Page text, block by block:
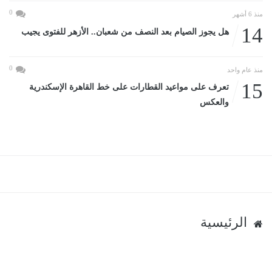
منذ 6 أشهر 0
14 هل يجوز الصيام بعد النصف من شعبان.. الأزهر للفتوى يجيب
منذ عام واحد 0
15
تعرف على مواعيد القطارات على خط القاهرة الإسكندرية
والعكس
الرئيسية